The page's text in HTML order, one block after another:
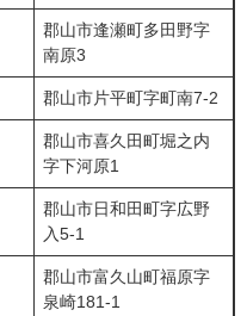
郡山市逢瀬町多田野字
南原3
郡山市片平町字町南7-2
郡山市喜久田町堀之内
字下河原1
郡山市日和田町字広野
入5-1
郡山市富久山町福原字
泉崎181-1